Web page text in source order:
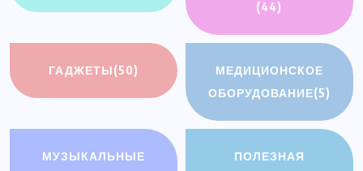
(44)
ГАДЖЕТЫ(50)
МЕДИЦИОНСКОЕ
ОБОРУДОВАНИЕ(5)
МУЗЫКАЛЬНЫЕ
ПОЛЕЗНАЯ